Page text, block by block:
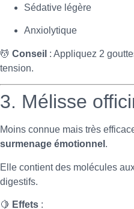
Sédative légère
Anxiolytique
💆 Conseil : Appliquez 2
tension.
3. Mélisse
Moins connue mais très
surmenage émotionnel .
Elle contient des molécules
digestifs.
🍋 Effets :